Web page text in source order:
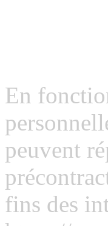
En
peuvent
fins des